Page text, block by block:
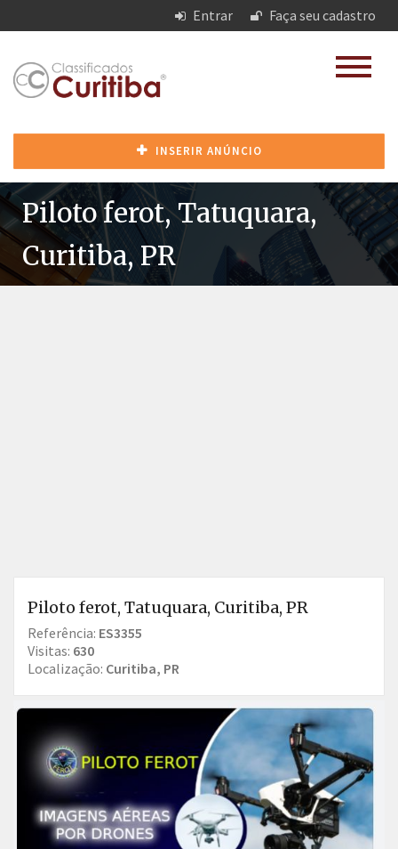
Entrar Faça seu cadastro
INSERIR ANÚNCIO
Piloto ferot, Tatuquara,
Curitiba, PR
Piloto ferot, Tatuquara, Curitiba, PR
Referência: ES3355
Visitas: 630
Localização: Curitiba, PR